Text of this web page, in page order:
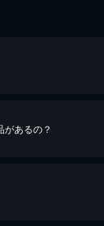
あるの？